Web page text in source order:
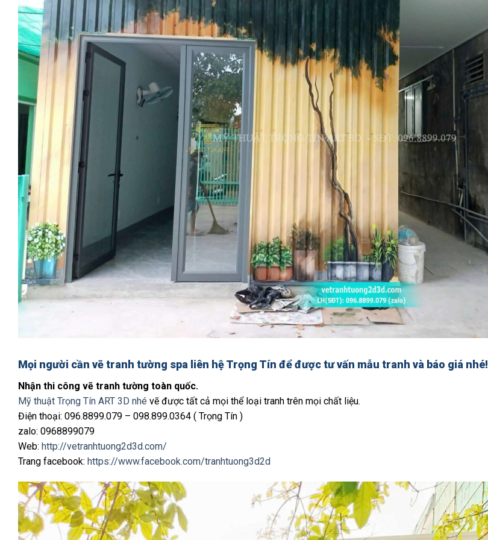
Mọi người cần vẽ tranh tường spa liên hệ Trọng Tín để được tư vấn mẫu tranh và báo giá nhé!
Nhận thi công vẽ tranh tường toàn quốc.
Mỹ thuật Trọng Tín ART 3D nhé vẽ được tất cả mọi thể loại tranh trên mọi chất liệu.
Điện thoại: 096.8899.079 – 098.899.0364 ( Trọng Tín )
zalo: 0968899079
Web: http://vetranhtuong2d3d.com/
Trang facebook: https://www.facebook.com/tranhtuong3d2d